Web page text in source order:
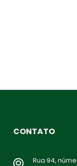
CONTATO
Rua 94,